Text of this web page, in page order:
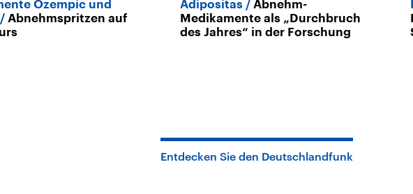
Ozempic und
Abnehmspritzen auf
Adipositas
Abnehm-
Medikamente als „Durchbruch
des Jahres“ in der Forschung
Entdecken Sie den Deutschlandfunk